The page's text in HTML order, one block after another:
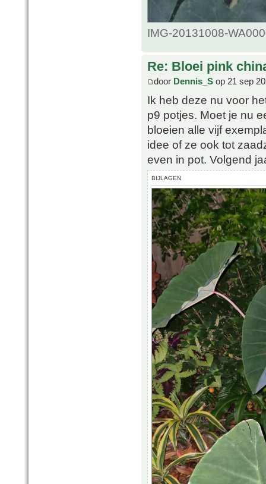
IMG-20131008-
Re: Bloei pink
door Dennis_S op 21 sep
Ik heb deze nu voor
p9 potjes. Moet je nu
bloeien alle vijf
idee of ze ook tot
even in pot. Volgend
BIJLAGEN